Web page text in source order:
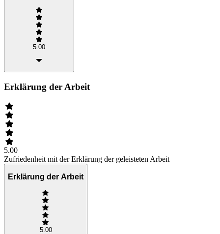
5.00
Erklärung der Arbeit
5.00
Zufriedenheit mit der Erklärung der geleisteten Arbeit
Erklärung der Arbeit
5.00